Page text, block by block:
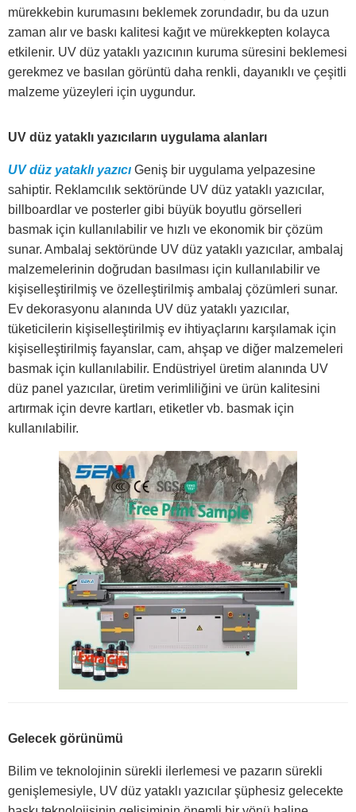
mürekkebin kurumasını beklemek zorundadır, bu da uzun
zaman alır ve baskı kalitesi kağıt ve mürekkepten kolayca
etkilenir. UV düz yataklı yazıcının kuruma süresini beklemesi
gerekmez ve basılan görüntü daha renkli, dayanıklı ve çeşitli
malzeme yüzeyleri için uygundur.
UV düz yataklı yazıcıların uygulama alanları
UV düz yataklı yazıcı Geniş bir uygulama yelpazesine
sahiptir. Reklamcılık sektöründe UV düz yataklı yazıcılar,
billboardlar ve posterler gibi büyük boyutlu görselleri
basmak için kullanılabilir ve hızlı ve ekonomik bir çözüm
sunar. Ambalaj sektöründe UV düz yataklı yazıcılar, ambalaj
malzemelerinin doğrudan basılması için kullanılabilir ve
kişiselleştirilmiş ve özelleştirilmiş ambalaj çözümleri sunar.
Ev dekorasyonu alanında UV düz yataklı yazıcılar,
tüketicilerin kişiselleştirilmiş ev ihtiyaçlarını karşılamak için
kişiselleştirilmiş fayanslar, cam, ahşap ve diğer malzemeleri
basmak için kullanılabilir. Endüstriyel üretim alanında UV
düz panel yazıcılar, üretim verimliliğini ve ürün kalitesini
artırmak için devre kartları, etiketler vb. basmak için
kullanılabilir.
Gelecek görünümü
Bilim ve teknolojinin sürekli ilerlemesi ve pazarın sürekli
genişlemesiyle, UV düz yataklı yazıcılar şüphesiz gelecekte